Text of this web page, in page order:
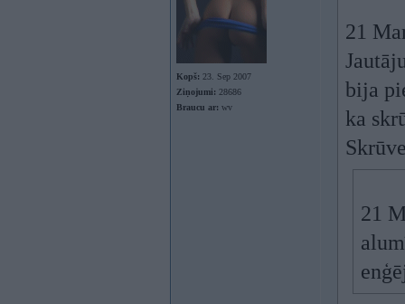
Kopš: 23. Sep 2007
Ziņojumi: 28686
Braucu ar: wv
21
bija
ka
21